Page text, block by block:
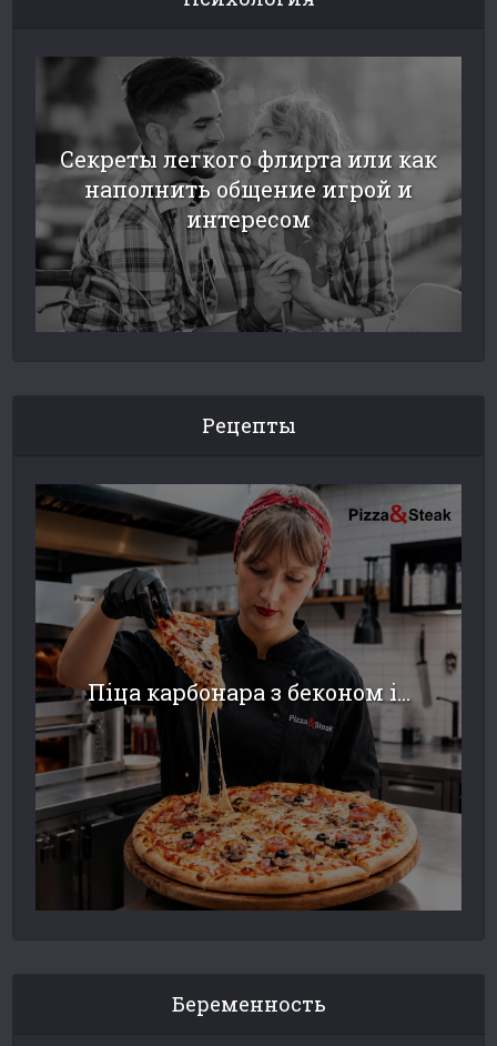
Секреты легкого флирта или как
наполнить общение игрой и
интересом
Рецепты
Піца карбонара з беконом і...
Беременность